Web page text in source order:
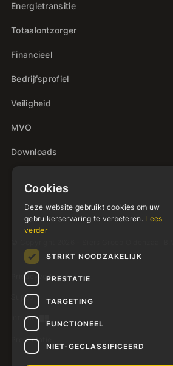
Energietransitie
Totaalontzorger
Financieel
Bedrijfsprofiel
Veiligheid
MVO
Downloads
© Copyright 2026 - Siers Groep Oldenzaal B.V.
Privacyverklaring
Support
Intranet
Presentatie
Cookies
Deze website gebruikt cookies om uw
gebruikerservaring te verbeteren. Lees
verder
STRIKT NOODZAKELIJK
PRESTATIE
TARGETING
FUNCTIONEEL
NIET-GECLASSIFICEERD